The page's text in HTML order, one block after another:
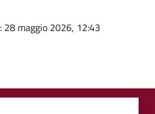
: 28 maggio 2026, 12:43